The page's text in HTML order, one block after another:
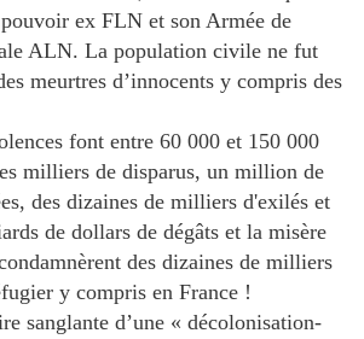
ex FLN et son Armée de
ALN. La population civile ne fut
meurtres d’innocents y compris des
font entre 60 000 et 150 000
milliers de disparus, un million de
des dizaines de milliers d'exilés et
de dollars de dégâts et la misère
des dizaines de milliers
y compris en France !
sanglante d’une « décolonisation-